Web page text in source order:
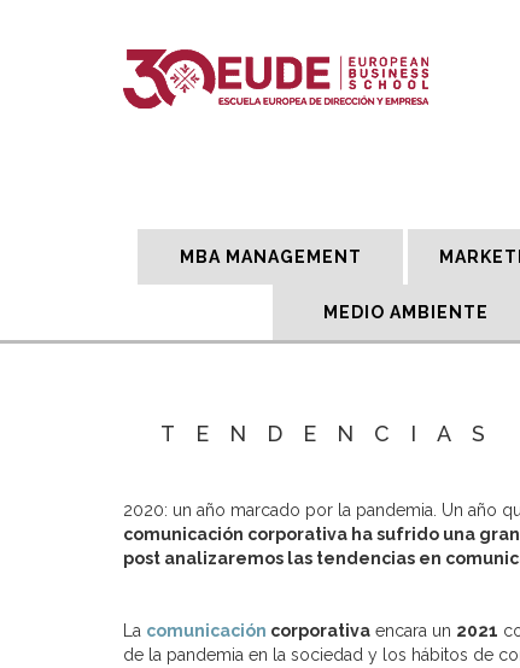
MBA MANAGEMENT
MEDIO AMBIENTE
2020: un año marcado por la pandemia. Un año
comunicación corporativa ha sufrido una
post analizaremos las tendencias en
La comunicación corporativa encara un 2021
de la pandemia en la sociedad y los hábitos de